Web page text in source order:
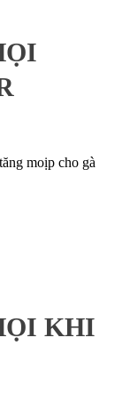
moịp cho gà
KHI